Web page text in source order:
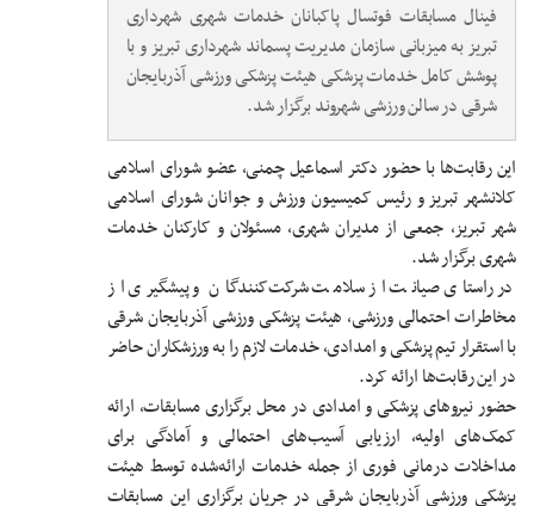
فینال مسابقات فوتسال پاکبانان خدمات شهری شهرداری
تبریز به میزبانی سازمان مدیریت پسماند شهرداری تبریز و با
پوشش کامل خدمات پزشکی هیئت پزشکی ورزشی آذربایجان
شرقی در سالن ورزشی شهروند برگزار شد.
این رقابت‌ها با حضور دکتر اسماعیل چمنی، عضو شورای اسلامی
کلانشهر تبریز و رئیس کمیسیون ورزش و جوانان شورای اسلامی
شهر تبریز، جمعی از مدیران شهری، مسئولان و کارکنان خدمات
شهری برگزار شد.
در راستای صیانت از سلامت شرکت‌کنندگان و پیشگیری از
مخاطرات احتمالی ورزشی، هیئت پزشکی ورزشی آذربایجان شرقی
با استقرار تیم پزشکی و امدادی، خدمات لازم را به ورزشکاران حاضر
در این رقابت‌ها ارائه کرد.
حضور نیروهای پزشکی و امدادی در محل برگزاری مسابقات، ارائه
کمک‌های اولیه، ارزیابی آسیب‌های احتمالی و آمادگی برای
مداخلات درمانی فوری از جمله خدمات ارائه‌شده توسط هیئت
پزشکی ورزشی آذربایجان شرقی در جریان برگزاری این مسابقات